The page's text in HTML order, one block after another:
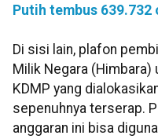
Putih tembus 639.732
Di sisi lain, plafon
Milik Negara
KDMP yang
sepenuhnya terserap.
anggaran ini bisa